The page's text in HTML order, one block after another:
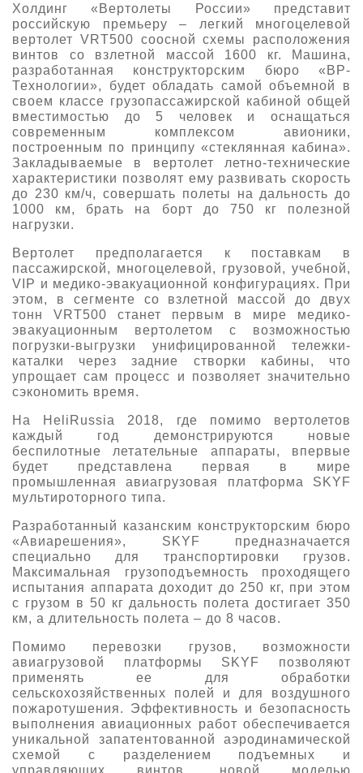
Холдинг «Вертолеты России» представит
российскую премьеру – легкий многоцелевой
вертолет VRT500 соосной схемы расположения
винтов со взлетной массой 1600 кг. Машина,
разработанная конструкторским бюро «ВР-
Технологии», будет обладать самой объемной в
своем классе грузопассажирской кабиной общей
вместимостью до 5 человек и оснащаться
современным комплексом авионики,
построенным по принципу «стеклянная кабина».
Закладываемые в вертолет летно-технические
характеристики позволят ему развивать скорость
до 230 км/ч, совершать полеты на дальность до
1000 км, брать на борт до 750 кг полезной
нагрузки.
Вертолет предполагается к поставкам в
пассажирской, многоцелевой, грузовой, учебной,
VIP и медико-эвакуационной конфигурациях. При
этом, в сегменте со взлетной массой до двух
тонн VRT500 станет первым в мире медико-
эвакуационным вертолетом с возможностью
погрузки-выгрузки унифицированной тележки-
каталки через задние створки кабины, что
упрощает сам процесс и позволяет значительно
сэкономить время.
На HeliRussia 2018, где помимо вертолетов
каждый год демонстрируются новые
беспилотные летательные аппараты, впервые
будет представлена первая в мире
промышленная авиагрузовая платформа SKYF
мультироторного типа.
Разработанный казанским конструкторским бюро
«Авиарешения», SKYF предназначается
специально для транспортировки грузов.
Максимальная грузоподъемность проходящего
испытания аппарата доходит до 250 кг, при этом
с грузом в 50 кг дальность полета достигает 350
км, а длительность полета – до 8 часов.
Помимо перевозки грузов, возможности
авиагрузовой платформы SKYF позволяют
применять ее для обработки
сельскохозяйственных полей и для воздушного
пожаротушения. Эффективность и безопасность
выполнения авиационных работ обеспечивается
уникальной запатентованной аэродинамической
схемой с разделением подъемных и
управляющих винтов, новой моделью